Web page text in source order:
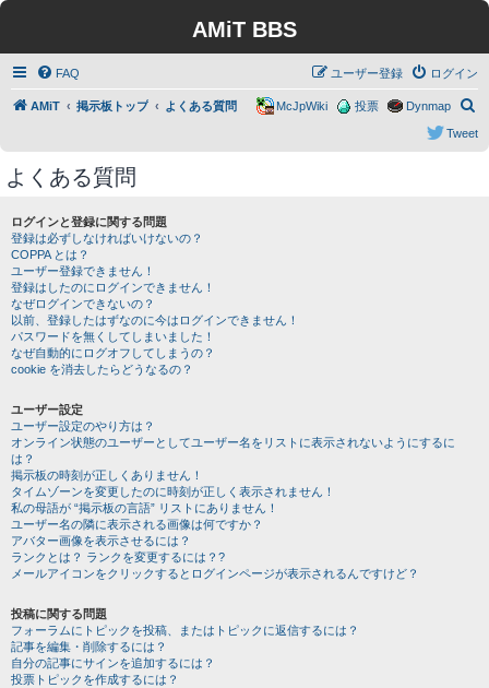
AMiT BBS
FAQ ログイン
ユーザー登録
AMiT 掲示板トップ よくある質問
索
Dynmap
投票
McJpWiki
Tweet
よくある質問
ログインと登録に関する問題
登録は必ずしなければいけないの？
COPPA とは？
ユーザー登録できません！
登録はしたのにログインできません！
なぜログインできないの？
以前、登録したはずなのに今はログインできません！
パスワードを無くしてしまいました！
なぜ自動的にログオフしてしまうの？
cookie を消去したらどうなるの？
ユーザー設定
ユーザー設定のやり方は？
オンライン状態のユーザーとしてユーザー名をリストに表示されないようにするに
は？
掲示板の時刻が正しくありません！
タイムゾーンを変更したのに時刻が正しく表示されません！
私の母語が “掲示板の言語” リストにありません！
ユーザー名の隣に表示される画像は何ですか？
アバター画像を表示させるには？
ランクとは？ ランクを変更するには？?
メールアイコンをクリックするとログインページが表示されるんですけど？
投稿に関する問題
フォーラムにトピックを投稿、またはトピックに返信するには？
記事を編集・削除するには？
自分の記事にサインを追加するには？
投票トピックを作成するには？